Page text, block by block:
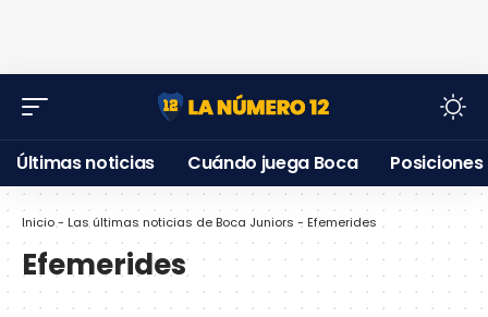
Últimas noticias Cuándo juega Boca Posiciones
Inicio- Las últimas noticias de Boca Juniors - Efemerides
Efemerides